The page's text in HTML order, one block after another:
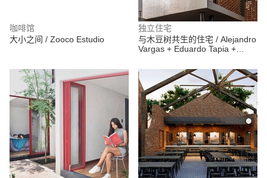
咖啡馆
大小之间 / Zooco Estudio
独立住宅
与木豆树共生的住宅 / Alejandro
Vargas + Eduardo Tapia +
ChristianVillanueva